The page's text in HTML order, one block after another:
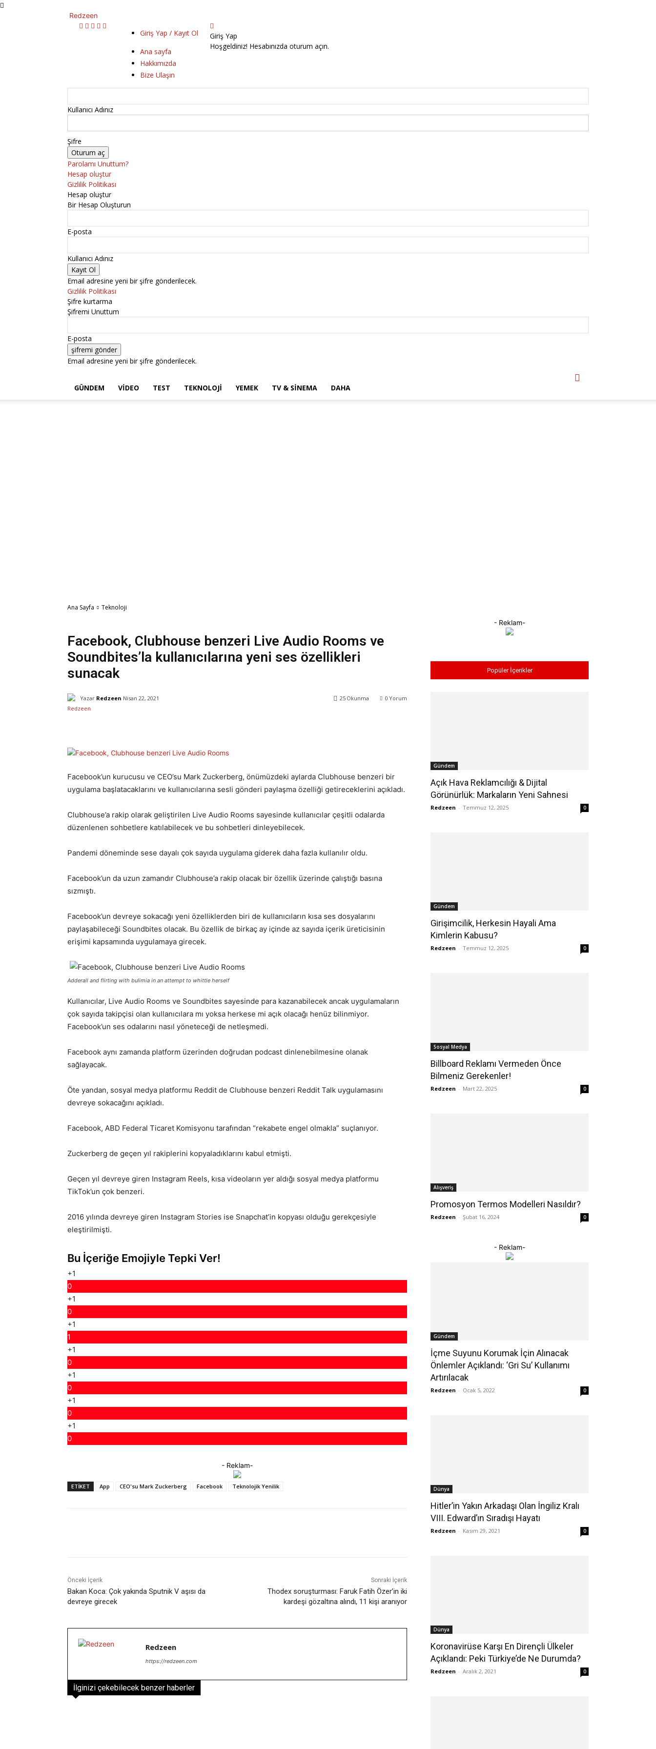
Redzeen
Giriş Yap / Kayıt Ol
Ana sayfa
Hakkımızda
Bize Ulaşın
Giriş Yap
Hoşgeldiniz! Hesabınızda oturum açın.
Kullanıcı Adınız
Şifre
Parolamı Unuttum?
Hesap oluştur
Gizlilik Politikası
Hesap oluştur
Bir Hesap Oluşturun
E-posta
Kullanıcı Adınız
Email adresine yeni bir şifre gönderilecek.
Gizlilik Politikası
Şifre kurtarma
Şifremi Unuttum
E-posta
Email adresine yeni bir şifre gönderilecek.
GÜNDEM VIDEO TEST TEKNOLOJI YEMEK TV & SINEMA DAHA
Ana Sayfa Teknoloji
Facebook, Clubhouse benzeri Live Audio Rooms ve
Soundbites’la kullanıcılarına yeni ses özellikleri
sunacak
Yazar Redzeen Nisan 22, 2021 0 Yorum
25 Okunma
Facebook’un kurucusu ve CEO’su Mark Zuckerberg, önümüzdeki aylarda Clubhouse benzeri bir
uygulama başlatacaklarını ve kullanıcılarına sesli gönderi paylaşma özelliği getireceklerini açıkladı.
Clubhouse’a rakip olarak geliştirilen Live Audio Rooms sayesinde kullanıcılar çeşitli odalarda
düzenlenen sohbetlere katılabilecek ve bu sohbetleri dinleyebilecek.
Pandemi döneminde sese dayalı çok sayıda uygulama giderek daha fazla kullanılır oldu.
Facebook’un da uzun zamandır Clubhouse’a rakip olacak bir özellik üzerinde çalıştığı basına
sızmıştı.
Facebook’un devreye sokacağı yeni özelliklerden biri de kullanıcıların kısa ses dosyalarını
paylaşabileceği Soundbites olacak. Bu özellik de birkaç ay içinde az sayıda içerik üreticisinin
erişimi kapsamında uygulamaya girecek.
Adderall and flirting with bulimia in an attempt to whittle herself
Kullanıcılar, Live Audio Rooms ve Soundbites sayesinde para kazanabilecek ancak uygulamaların
çok sayıda takipçisi olan kullanıcılara mı yoksa herkese mi açık olacağı henüz bilinmiyor.
Facebook’un ses odalarını nasıl yöneteceği de netleşmedi.
Facebook aynı zamanda platform üzerinden doğrudan podcast dinlenebilmesine olanak
sağlayacak.
Öte yandan, sosyal medya platformu Reddit de Clubhouse benzeri Reddit Talk uygulamasını
devreye sokacağını açıkladı.
Facebook, ABD Federal Ticaret Komisyonu tarafından “rekabete engel olmakla” suçlanıyor.
Zuckerberg de geçen yıl rakiplerini kopyaladıklarını kabul etmişti.
Geçen yıl devreye giren Instagram Reels, kısa videoların yer aldığı sosyal medya platformu
TikTok’un çok benzeri.
2016 yılında devreye giren Instagram Stories ise Snapchat’in kopyası olduğu gerekçesiyle
eleştirilmişti.
Bu İçeriğe Emojiyle Tepki Ver!
+1
0
+1
0
+1
1
+1
0
+1
0
+1
0
+1
0
- Reklam-
ETIKET App CEO'su Mark Zuckerberg Facebook Teknolojik Yenilik
Önceki İçerik
Bakan Koca: Çok yakında Sputnik V aşısı da
devreye girecek
Sonraki İçerik
Thodex soruşturması: Faruk Fatih Özer’in iki
kardeşi gözaltına alındı, 11 kişi aranıyor
Redzeen
https://redzeen.com
İlginizi çekebilecek benzer haberler
- Reklam-
Popüler İçerikler
Gündem
Açık Hava Reklamcılığı & Dijital
Görünürlük: Markaların Yeni Sahnesi
Redzeen - Temmuz 12, 2025 0
Gündem
Girişimcilik, Herkesin Hayali Ama
Kimlerin Kabusu?
Redzeen - Temmuz 12, 2025 0
Sosyal Medya
Billboard Reklamı Vermeden Önce
Bilmeniz Gerekenler!
Redzeen - Mart 22, 2025 0
Alışveriş
Promosyon Termos Modelleri Nasıldır?
Redzeen - Şubat 16, 2024 0
- Reklam-
Gündem
İçme Suyunu Korumak İçin Alınacak
Önlemler Açıklandı: ‘Gri Su’ Kullanımı
Artırılacak
Redzeen - Ocak 5, 2022 0
Dünya
Hitler’in Yakın Arkadaşı Olan İngiliz Kralı
VIII. Edward’ın Sıradışı Hayatı
Redzeen - Kasım 29, 2021 0
Dünya
Koronavirüse Karşı En Dirençli Ülkeler
Açıklandı: Peki Türkiye’de Ne Durumda?
Redzeen - Aralık 2, 2021 0